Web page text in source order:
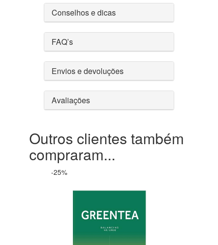
Conselhos e dicas
FAQ’s
Envios e devoluções
Avaliações
Outros clientes também
compraram...
-25%